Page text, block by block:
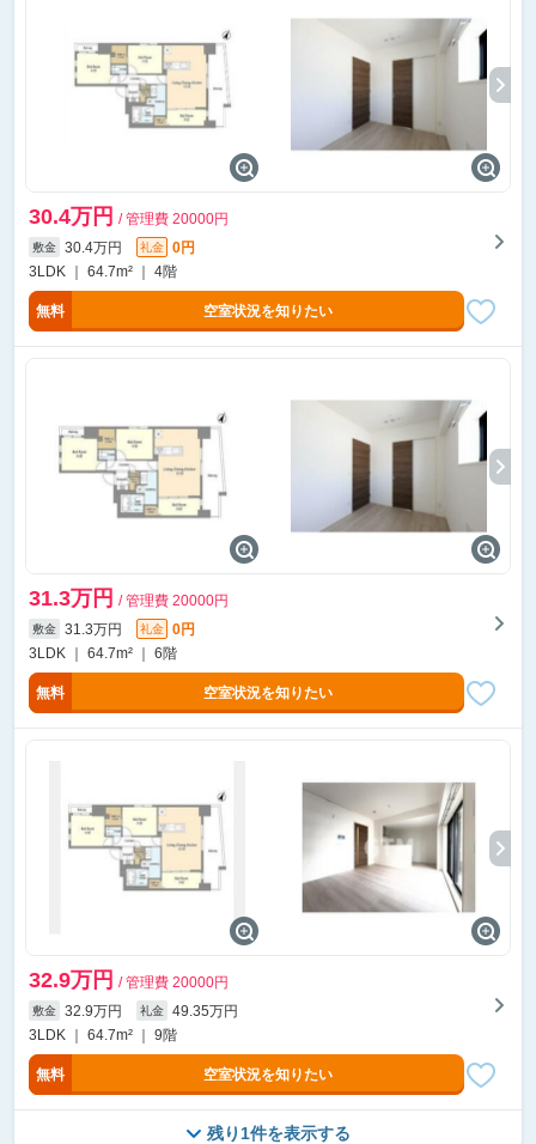
30.4万円 / 管理費 20000円
敷金 30.4万円 礼金
0円
3LDK ｜ 64.7m² ｜ 4階
無料 空室状況を知りたい
31.3万円 / 管理費 20000円
敷金 31.3万円 礼金
0円
3LDK ｜ 64.7m² ｜ 6階
無料 空室状況を知りたい
32.9万円 / 管理費 20000円
敷金 32.9万円 礼金
49.35万円
3LDK ｜ 64.7m² ｜ 9階
無料 空室状況を知りたい
残り1件を表示する